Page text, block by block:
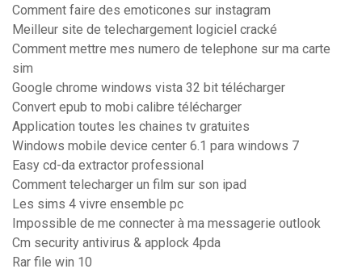
Comment faire des emoticones sur instagram
Meilleur site de telechargement logiciel cracké
Comment mettre mes numero de telephone sur ma carte
sim
Google chrome windows vista 32 bit télécharger
Convert epub to mobi calibre télécharger
Application toutes les chaines tv gratuites
Windows mobile device center 6.1 para windows 7
Easy cd-da extractor professional
Comment telecharger un film sur son ipad
Les sims 4 vivre ensemble pc
Impossible de me connecter à ma messagerie outlook
Cm security antivirus & applock 4pda
Rar file win 10